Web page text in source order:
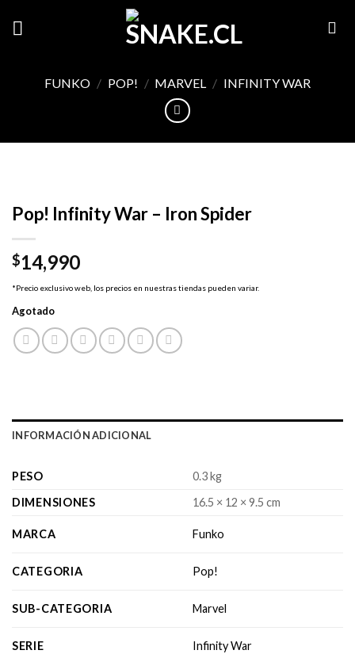
FUNKO / POP! / MARVEL / INFINITY WAR
Pop! Infinity War – Iron Spider
$14,990
*Precio exclusivo web, los precios en nuestras tiendas pueden variar.
Agotado
INFORMACIÓN ADICIONAL
PESO
0.3 kg
DIMENSIONES
16.5 × 12 × 9.5 cm
MARCA Funko
CATEGORIA Pop!
SUB-CATEGORIA Marvel
SERIE Infinity War